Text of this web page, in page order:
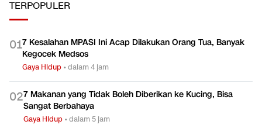
TERPOPULER
017 Kesalahan MPASI Ini Acap Dilakukan Orang Tua, Banyak
Kegocek Medsos
Gaya Hidup •dalam 4 jam
027 Makanan yang Tidak Boleh Diberikan ke Kucing, Bisa
Sangat Berbahaya
Gaya Hidup •dalam 5 jam